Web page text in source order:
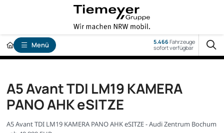
Menü 5.466Fahrzeuge
sofort verfügbar
A5 Avant TDI LM19 KAMERA
PANO AHK eSITZE
A5 Avant TDI LM19 KAMERA PANO AHK eSITZE - Audi Zentrum Bochum